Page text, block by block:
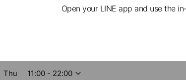
Thu
11:00 - 22:00
Open your LINE app and use the